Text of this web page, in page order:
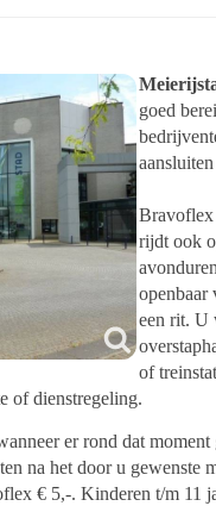
goed
Bravoflex
rijdt ook
openbaar
een rit. U
of
of dienstregeling.
er rond dat moment
na het door u gewenste
€ 5,-. Kinderen t/m 11